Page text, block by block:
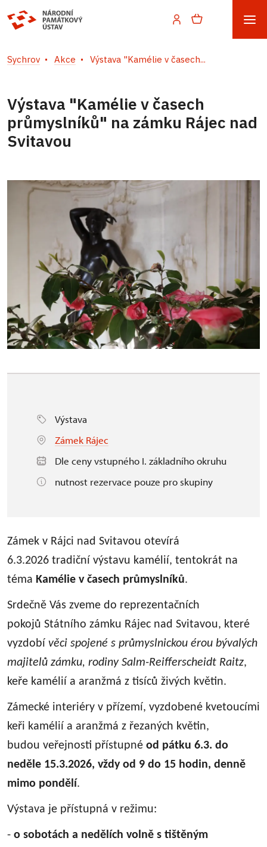
Sychrov Akce Výstava "Kamélie v časech...
Výstava "Kamélie v časech
průmyslníků" na zámku Rájec nad
Svitavou
Výstava
Zámek Rájec
Dle ceny vstupného I. základního okruhu
nutnost rezervace pouze pro skupiny
Zámek v Rájci nad Svitavou otevírá
6.3.2026 tradiční výstavu kamélií, tentokrát na
téma Kamélie v časech průmyslníků.
Srdečně Vás zveme do reprezentačních
pokojů Státního zámku Rájec nad Svitavou, které
vyzdobí věci spojené s průmyslnickou érou bývalých
majitelů zámku, rodiny Salm-Reifferscheidt Raitz,
keře kamélií a aranžmá z tisíců živých květin.
Zámecké interiéry v přízemí, vyzdobené kvetoucími
keři kamélií a aranžmá z řezaných květin,
budou veřejnosti přístupné od pátku 6.3. do
neděle 15.3.2026, vždy od 9 do 15 hodin, denně
mimo pondělí.
Výstava je přístupná v režimu:
- o sobotách a nedělích volně s tištěným